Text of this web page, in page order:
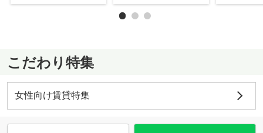
こだわり特集
女性向け賃貸特集